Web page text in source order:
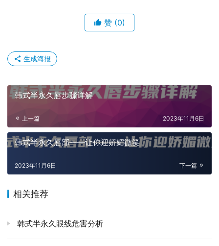
赞 (0)
生成海报
韩式半永久唇步骤详解
上一篇 2023年11月6日
韩式半永久唇部——让你迎娇媚微笑
下一篇
2023年11月6日
相关推荐
韩式半永久眼线危害分析